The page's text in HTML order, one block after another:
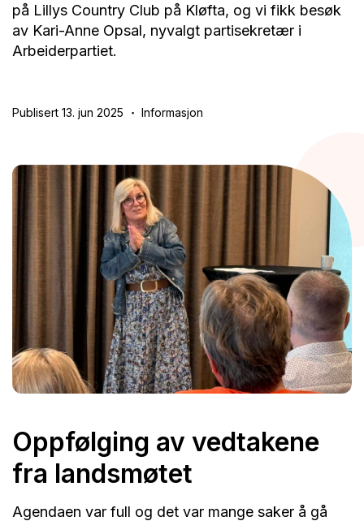
på Lillys Country Club på Kløfta, og vi fikk besøk
av Kari-Anne Opsal, nyvalgt partisekretær i
Arbeiderpartiet.
Publisert 13. jun 2025 Informasjon
Oppfølging av vedtakene
fra landsmøtet
Agendaen var full og det var mange saker å gå